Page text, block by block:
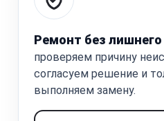
Ремонт без лишнего
проверяем причину
согласуем решение и
выполняем замену.